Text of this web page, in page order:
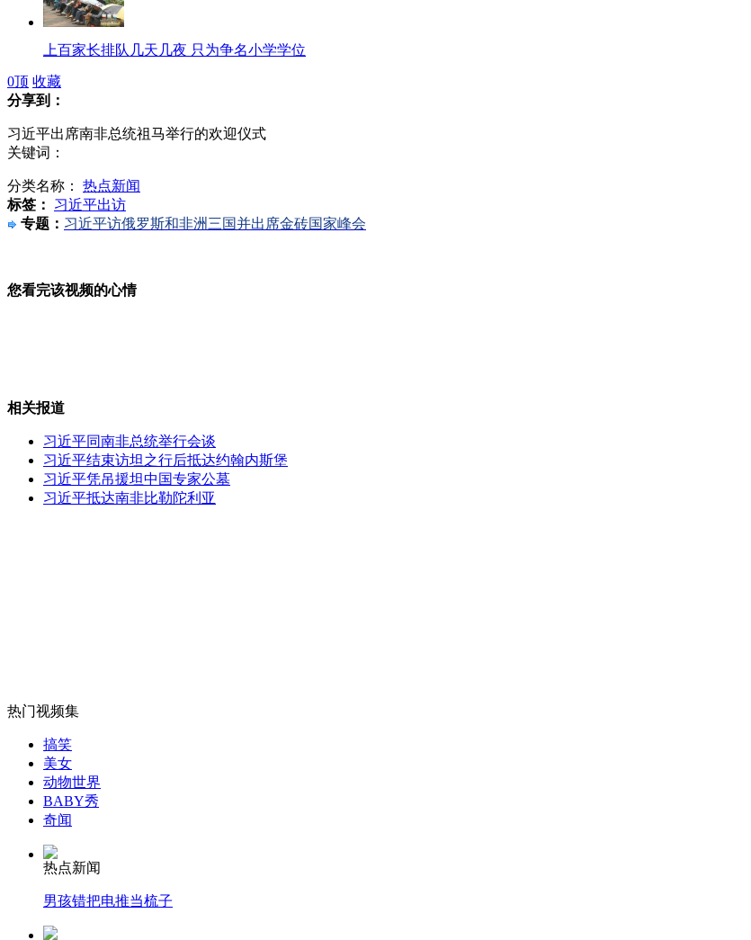
上百家长排队几天几夜 只为争名小学学位
广州一中学拟设"淑女班" 女生穿旗袍上学
台湾南投地震 小学生头顶书包避难
女孩北京地铁殴打老人 痛下狠手拳打脚踢
无痛分娩是否安全 医生回应
外交部：反对强权政治霸凌主义
外交部：有关国家言论片面不公正
0顶 收藏
分享到：
习近平出席南非总统祖马举行的欢迎仪式
关键词：
分类名称： 热点新闻
标签：
习近平出访
专题： 习近平访俄罗斯和非洲三国并出席金砖国家峰会
您看完该视频的心情
相关报道
习近平同南非总统举行会谈
习近平结束访坦之行后抵达约翰内斯堡
习近平凭吊援坦中国专家公墓
习近平抵达南非比勒陀利亚
热门视频集
搞笑
美女
动物世界
BABY秀
奇闻
热点新闻
男孩错把电推当梳子